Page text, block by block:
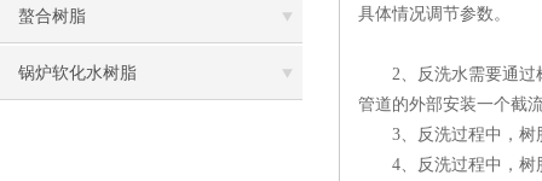
螯合树脂
锅炉软化水树脂
具体情况调节参数。
2、反洗水需要通过树
管道的外部安装一个截
3、反洗过程中，树
4、反洗过程中，树脂